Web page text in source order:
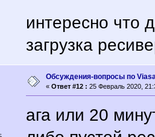
интересно что
загрузка
Обсуждения-вопросы по
« Ответ #12 : 25 Февраль 2020,
ага или 20